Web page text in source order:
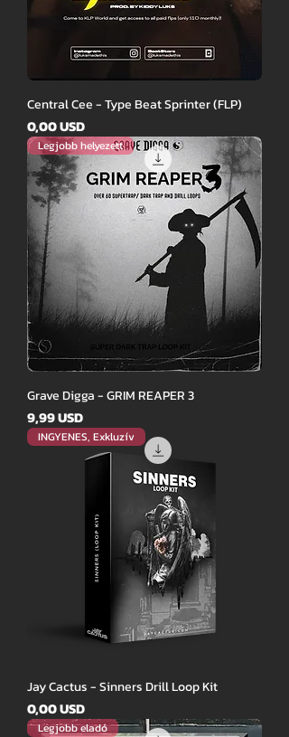
Central Cee - Type Beat Sprinter (FLP)
Ár
0,00 USD
Legjobb helyezett
Grave Digga - GRIM REAPER 3
Ár
9,99 USD
INGYENES, Exkluzív
Jay Cactus - Sinners Drill Loop Kit
Ár
0,00 USD
Legjobb eladó